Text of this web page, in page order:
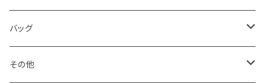
訪問着に合わせるフォーマル帯
３万円台♪高見え袋帯・名古屋帯
- 名古屋帯
八寸名古屋帯 (松葉仕立て)
- オールシーズン帯
バッグ
-おびやオリジナル
その他